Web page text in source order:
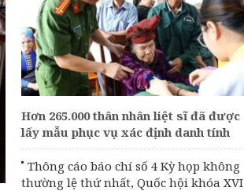
mới mô hình phát
triển giúp Việt Nam
bứt phá mạnh mẽ
trong kỷ nguyên mới
Đề xuất nhiều cơ chế
đặc thù bảo đảm tiến
độ các dự án phục vụ
APEC 2027
[Infographic] Chương
trình quốc gia về bảo
vệ trẻ em giai đoạn
2026-2030
Hơn 265.000 thân nhân liệt sĩ đã được
lấy mẫu phục vụ xác định danh tính
Thông cáo báo chí số 4 Kỳ họp không
thường lệ thứ nhất, Quốc hội khóa XVI